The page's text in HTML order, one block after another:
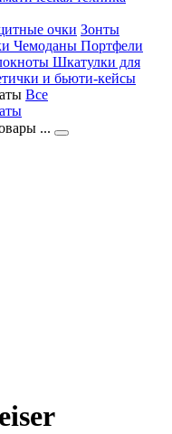
очки Зонты
Чемоданы Портфели
Шкатулки для
и бьюти-кейсы
Все
...